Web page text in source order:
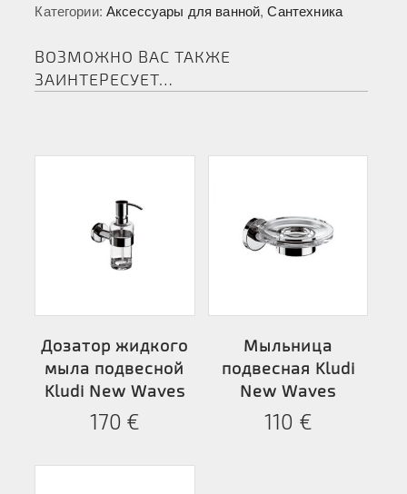
Категории:Аксессуары для ванной,Сантехника
ВОЗМОЖНО ВАС ТАКЖЕ
ЗАИНТЕРЕСУЕТ…
Дозатор жидкого
мыла подвесной
Kludi New Waves
170 €
Мыльница
подвесная Kludi
New Waves
110 €